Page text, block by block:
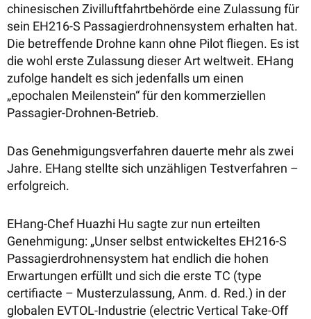
chinesischen Zivilluftfahrtbehörde eine Zulassung für
sein EH216-S Passagierdrohnensystem erhalten hat.
Die betreffende Drohne kann ohne Pilot fliegen. Es ist
die wohl erste Zulassung dieser Art weltweit. EHang
zufolge handelt es sich jedenfalls um einen
„epochalen Meilenstein“ für den kommerziellen
Passagier-Drohnen-Betrieb.
Das Genehmigungsverfahren dauerte mehr als zwei
Jahre. EHang stellte sich unzähligen Testverfahren –
erfolgreich.
EHang-Chef Huazhi Hu sagte zur nun erteilten
Genehmigung: „Unser selbst entwickeltes EH216-S
Passagierdrohnensystem hat endlich die hohen
Erwartungen erfüllt und sich die erste TC (type
certifiacte – Musterzulassung, Anm. d. Red.) in der
globalen EVTOL-Industrie (electric Vertical Take-Off